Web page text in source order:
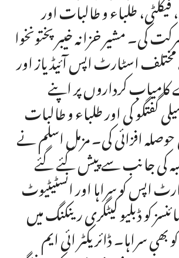
طلباء و طالبات اور
کی۔ مشیر خزانہ خیبرپختونخوا
اسٹارٹ اپس آئیڈیاز اور
کرداروں پر اپنے
گفتگو کی اور طلباء و طالبات
حوصلہ افزائی کی۔ مزمل اسلم نے
کی جانب سے پیش کئے گئے
اپس کو سراہا اور انسٹیٹیوٹ
کو ڈبلیو کیٹگری رینکنگ میں
بھی سراہا۔ ڈائریکٹر ائی ایم